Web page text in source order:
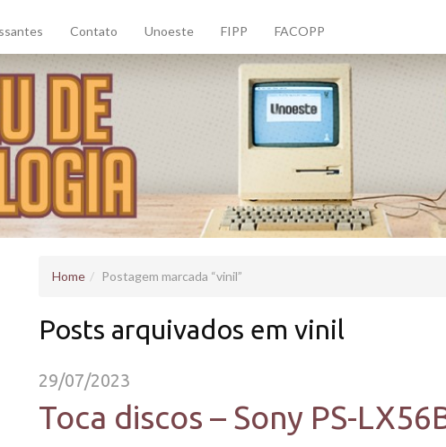
Contato Unoeste FIPP FACOPP
Home Postagem marcada vinil
Posts arquivados em vinil
29/07/2023
Toca discos – Sony PS-